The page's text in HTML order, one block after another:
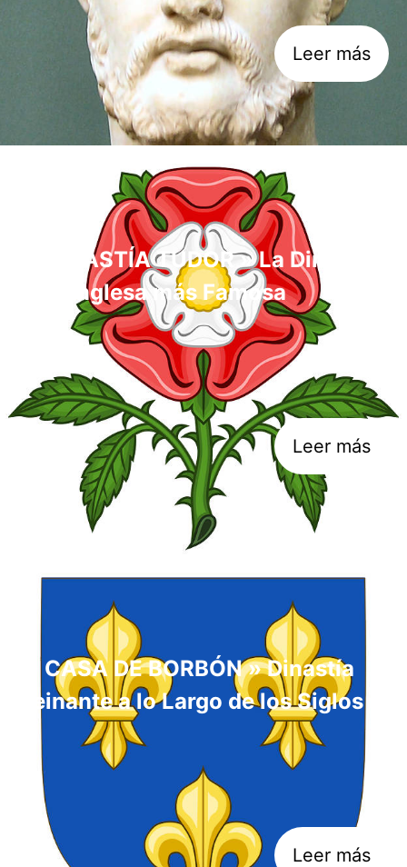
Leer más
▷ DINASTÍA TUDOR » La Dinastía
Real Inglesa más Famosa
Leer más
▷ CASA DE BORBÓN » Dinastía
Reinante a lo Largo de los Siglos
Leer más